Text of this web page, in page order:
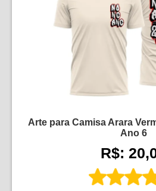
Arte para Camisa Arara
Ano 6
R$: